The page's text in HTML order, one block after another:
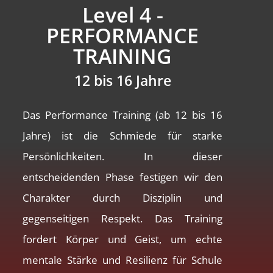
Level 4 -
PERFORMANCE
TRAINING
12 bis 16 Jahre
Das Performance Training (ab 12 bis 16
Jahre) ist die Schmiede für starke
Persönlichkeiten. In dieser
entscheidenden Phase festigen wir den
Charakter durch Disziplin und
gegenseitigen Respekt. Das Training
fordert Körper und Geist, um echte
mentale Stärke und Resilienz für Schule